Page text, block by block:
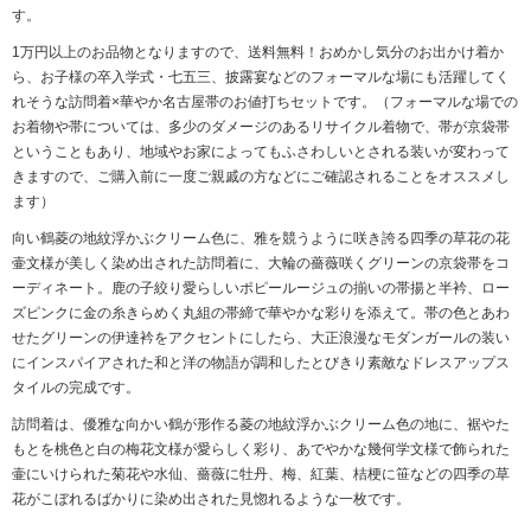
す。
1万円以上のお品物となりますので、送料無料！おめかし気分のお出かけ着か
ら、お子様の卒入学式・七五三、披露宴などのフォーマルな場にも活躍してく
れそうな訪問着×華やか名古屋帯のお値打ちセットです。（フォーマルな場での
お着物や帯については、多少のダメージのあるリサイクル着物で、帯が京袋帯
ということもあり、地域やお家によってもふさわしいとされる装いが変わって
きますので、ご購入前に一度ご親戚の方などにご確認されることをオススメし
ます）
向い鶴菱の地紋浮かぶクリーム色に、雅を競うように咲き誇る四季の草花の花
壷文様が美しく染め出された訪問着に、大輪の薔薇咲くグリーンの京袋帯をコ
ーディネート。鹿の子絞り愛らしいポピールージュの揃いの帯揚と半衿、ロー
ズピンクに金の糸きらめく丸組の帯締で華やかな彩りを添えて。帯の色とあわ
せたグリーンの伊達衿をアクセントにしたら、大正浪漫なモダンガールの装い
にインスパイアされた和と洋の物語が調和したとびきり素敵なドレスアップス
タイルの完成です。
訪問着は、優雅な向かい鶴が形作る菱の地紋浮かぶクリーム色の地に、裾やた
もとを桃色と白の梅花文様が愛らしく彩り、あでやかな幾何学文様で飾られた
壷にいけられた菊花や水仙、薔薇に牡丹、梅、紅葉、桔梗に笹などの四季の草
花がこぼれるばかりに染め出された見惚れるような一枚です。